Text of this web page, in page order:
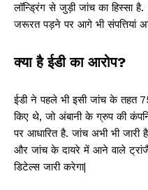
लॉन्ड्रिंग से जुड़ी जांच का हिस्सा
जरूरत पड़ने पर आगे भी संपत्तियां
क्या है ईडी का आरोप?
ईडी ने पहले भी इसी जांच के
किए थे, जो अंबानी के ग्रुप की
पर आधारित है. जांच अभी भी
और जांच के दायरे में आने वाले
डिटेल्स जारी करेगा|